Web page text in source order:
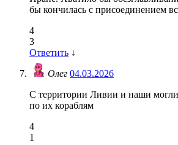
бы кончилась с присоединением
4
3
Ответить ↓
Олег 04.03.2026
С территории Ливии и наши могли
по их кораблям
4
1